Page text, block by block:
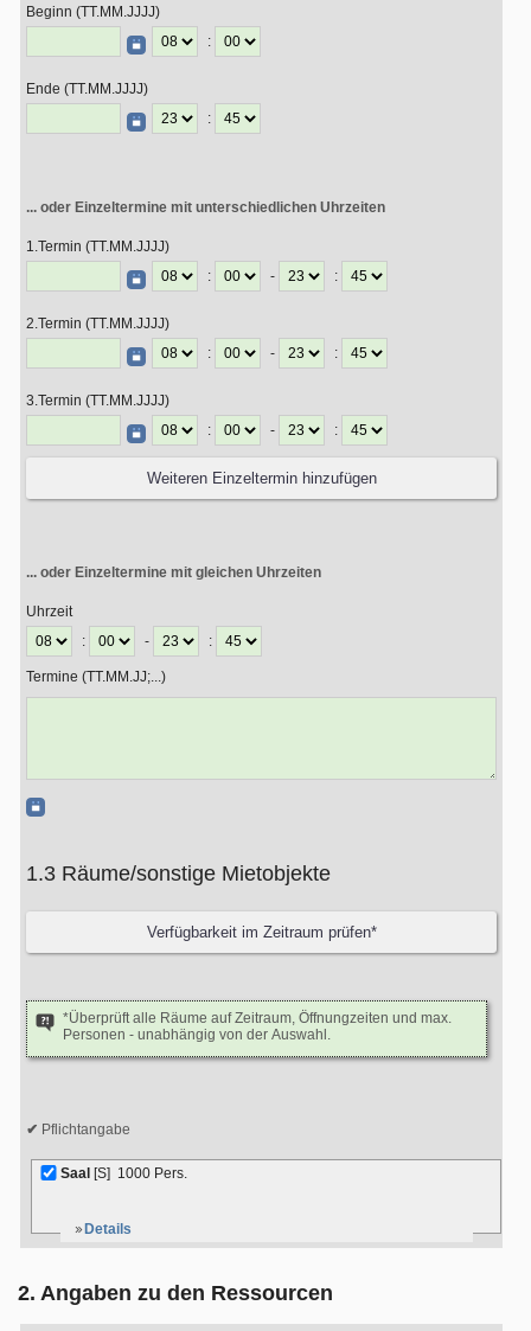
Beginn (TT.MM.JJJJ)
:
Ende (TT.MM.JJJJ)
:
... oder Einzeltermine mit unterschiedlichen Uhrzeiten
1.Termin (TT.MM.JJJJ)
:
- :
2.Termin (TT.MM.JJJJ)
:
- :
3.Termin (TT.MM.JJJJ)
:
- :
... oder Einzeltermine mit gleichen Uhrzeiten
Uhrzeit
:
- :
Termine (TT.MM.JJ;...)
1.3 Räume/sonstige Mietobjekte
*Überprüft alle Räume auf Zeitraum, Öffnungzeiten und max.
Personen - unabhängig von der Auswahl.
Pflichtangabe
Saal [S] 1000 Pers.
Details
2. Angaben zu den Ressourcen